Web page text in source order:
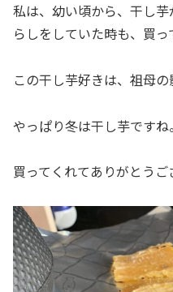
私は、幼い頃から、干し
らしをしていた時も、買っ
この干し芋好きは、祖母の
やっぱり冬は干し芋ですね。
買ってくれてありがとうご